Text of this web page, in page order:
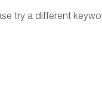
try a different